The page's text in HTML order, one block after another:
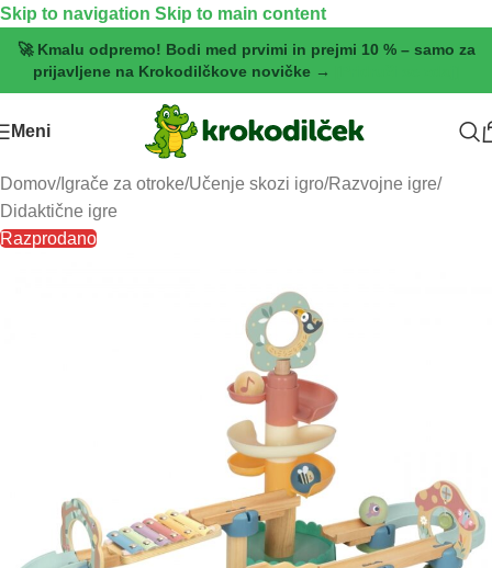
Skip to navigation Skip to main content
🚀 Kmalu odpremo! Bodi med prvimi in prejmi 10 % – samo za
prijavljene na Krokodilčkove novičke →
Meni
Domov/Igrače za otroke/Učenje skozi igro/Razvojne igre/
Didaktične igre
Razprodano